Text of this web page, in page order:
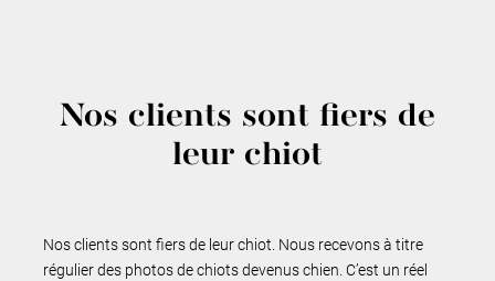
Nos clients sont fiers de
leur chiot
Nos clients sont fiers de leur chiot. Nous recevons à titre
régulier des photos de chiots devenus chien. C’est un réel